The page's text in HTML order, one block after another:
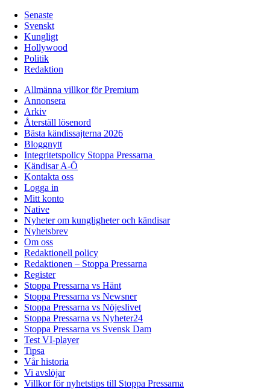
Senaste
Svenskt
Kungligt
Hollywood
Politik
Redaktion
Allmänna villkor för Premium
Annonsera
Arkiv
Återställ lösenord
Bästa kändissajterna 2026
Bloggnytt
Integritetspolicy Stoppa Pressarna
Kändisar A-Ö
Kontakta oss
Logga in
Mitt konto
Native
Nyheter om kungligheter och kändisar
Nyhetsbrev
Om oss
Redaktionell policy
Redaktionen – Stoppa Pressarna
Register
Stoppa Pressarna vs Hänt
Stoppa Pressarna vs Newsner
Stoppa Pressarna vs Nöjeslivet
Stoppa Pressarna vs Nyheter24
Stoppa Pressarna vs Svensk Dam
Test VI-player
Tipsa
Vår historia
Vi avslöjar
Villkor för nyhetstips till Stoppa Pressarna